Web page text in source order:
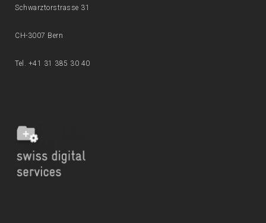
Schwarztorstrasse 31
CH-3007 Bern
Tel. +41 31 385 30 40